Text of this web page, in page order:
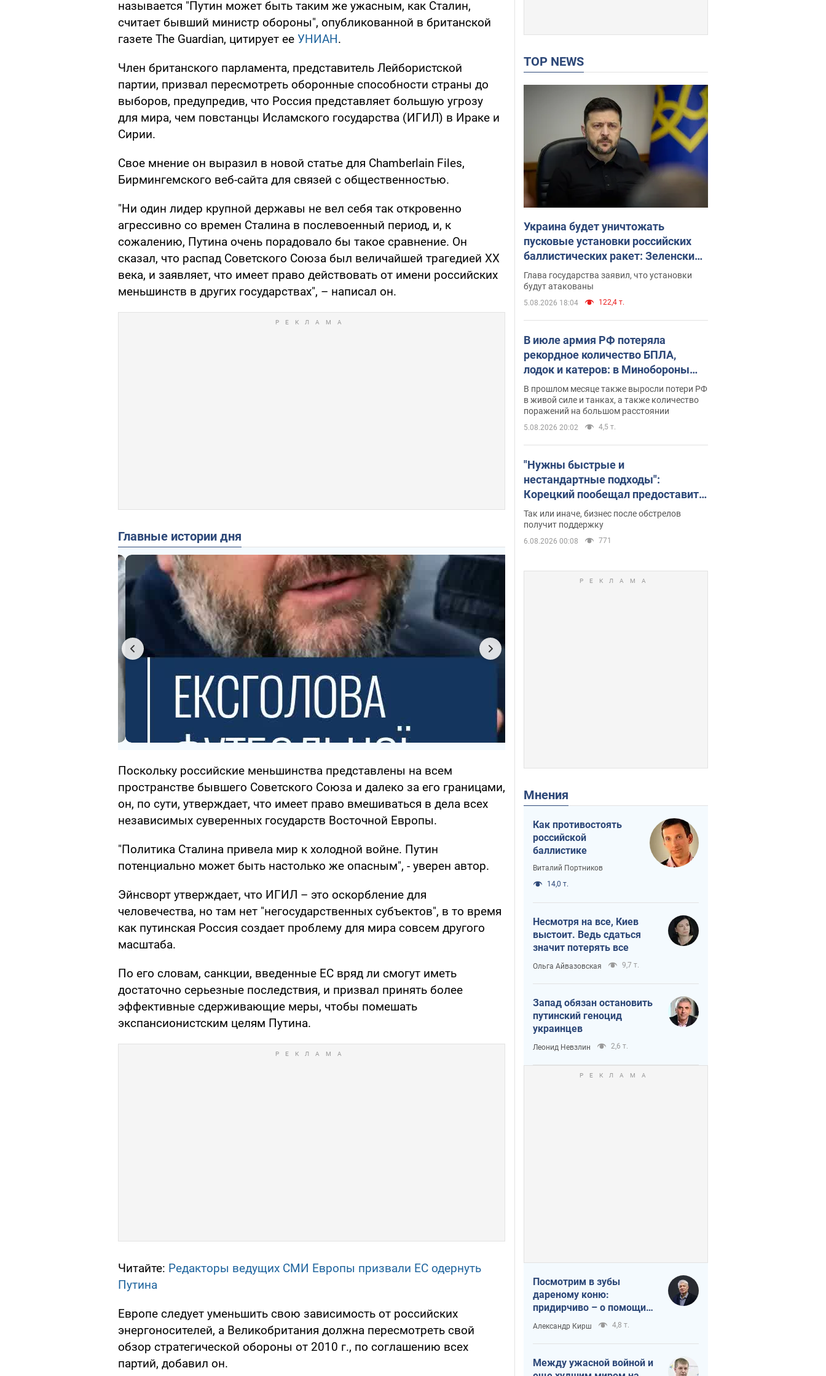
называется "Путин может быть таким же ужасным, как Сталин,
считает бывший министр обороны", опубликованной в британской
газете The Guardian, цитирует ее УНИАН.
Член британского парламента, представитель Лейбористской
партии, призвал пересмотреть оборонные способности страны до
выборов, предупредив, что Россия представляет большую угрозу
для мира, чем повстанцы Исламского государства (ИГИЛ) в Ираке и
Сирии.
Свое мнение он выразил в новой статье для Chamberlain Files,
Бирмингемского веб-сайта для связей с общественностью.
"Ни один лидер крупной державы не вел себя так откровенно
агрессивно со времен Сталина в послевоенный период, и, к
сожалению, Путина очень порадовало бы такое сравнение. Он
сказал, что распад Советского Союза был величайшей трагедией ХХ
века, и заявляет, что имеет право действовать от имени российских
меньшинств в других государствах", – написал он.
Главные истории дня
Поскольку российские меньшинства представлены на всем
пространстве бывшего Советского Союза и далеко за его границами,
он, по сути, утверждает, что имеет право вмешиваться в дела всех
независимых суверенных государств Восточной Европы.
"Политика Сталина привела мир к холодной войне. Путин
потенциально может быть настолько же опасным", - уверен автор.
Эйнсворт утверждает, что ИГИЛ – это оскорбление для
человечества, но там нет "негосударственных субъектов", в то время
как путинская Россия создает проблему для мира совсем другого
масштаба.
По его словам, санкции, введенные ЕС вряд ли смогут иметь
достаточно серьезные последствия, и призвал принять более
эффективные сдерживающие меры, чтобы помешать
экспансионистским целям Путина.
Читайте: Редакторы ведущих СМИ Европы призвали ЕС одернуть
Путина
Европе следует уменьшить свою зависимость от российских
энергоносителей, а Великобритания должна пересмотреть свой
обзор стратегической обороны от 2010 г., по соглашению всех
партий, добавил он.
TOP NEWS
Украина будет уничтожать
пусковые установки российских
баллистических ракет: Зеленский
провел заседание СНБО
Глава государства заявил, что установки
будут атакованы
5.08.2026 18:04 122,4 т.
В июле армия РФ потеряла
рекордное количество БПЛА,
лодок и катеров: в Минобороны
обнародовали статистику
В прошлом месяце также выросли потери РФ
в живой силе и танках, а также количество
поражений на большом расстоянии
5.08.2026 20:02 4,5 т.
"Нужны быстрые и
нестандартные подходы":
Корецкий пообещал предоставить
бизнесу приоритетный доступ к
имеющимся складским
помещениям
Так или иначе, бизнес после обстрелов
получит поддержку
6.08.2026 00:08 771
Мнения
Как противостоять
российской
баллистике
Виталий Портников
14,0 т.
Несмотря на все, Киев
выстоит. Ведь сдаться
значит потерять все
Ольга Айвазовская 9,7 т.
Запад обязан остановить
путинский геноцид
украинцев
Леонид Невзлин 2,6 т.
Посмотрим в зубы
дареному коню:
придирчиво – о помощи
Украине
Александр Кирш 4,8 т.
Между ужасной войной и